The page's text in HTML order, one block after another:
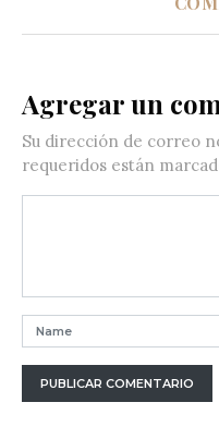
Agregar un
Su dirección de correo
requeridos están